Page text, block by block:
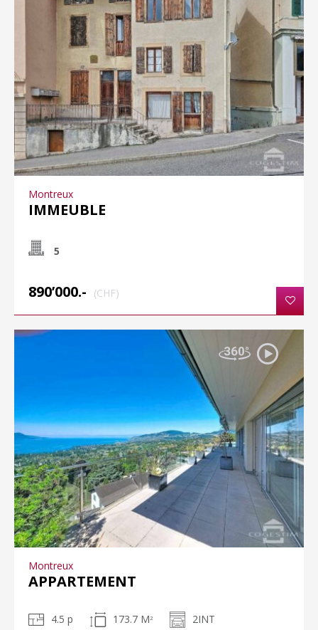
Montreux
IMMEUBLE
5
890’000.- (CHF)
Montreux
APPARTEMENT
4.5 p 173.7 M 2 2INT